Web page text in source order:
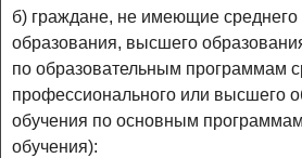
б) граждане, не имеющие
образования, высшего
по образовательным программам
профессионального или высшего
обучения по основным
обучения):